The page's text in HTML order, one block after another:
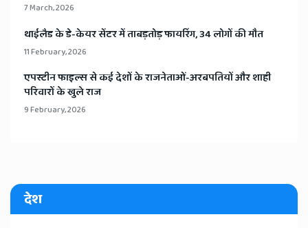
7 March, 2026
​थाईलैड के डे-केयर सेंटर में ताबड़तोड़ फायरिंग, 34 लोगों की मौत
11 February, 2026
​एपस्टीन फाइल्स से कई देशों के राजनेताओं-अरबपतियों और शाही
परिवारों के खुले राज
9 February, 2026
देश